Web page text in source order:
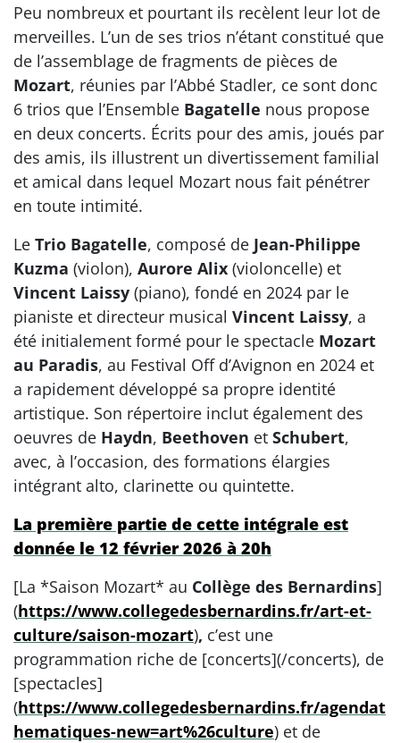
Peu nombreux et pourtant ils recèlent leur lot de
merveilles. L’un de ses trios n’étant constitué que
de l’assemblage de fragments de pièces de
Mozart, réunies par l’Abbé Stadler, ce sont donc
6 trios que l’Ensemble Bagatelle nous propose
en deux concerts. Écrits pour des amis, joués par
des amis, ils illustrent un divertissement familial
et amical dans lequel Mozart nous fait pénétrer
en toute intimité.
Le Trio Bagatelle, composé de Jean-Philippe
Kuzma (violon), Aurore Alix (violoncelle) et
Vincent Laissy (piano), fondé en 2024 par le
pianiste et directeur musical Vincent Laissy, a
été initialement formé pour le spectacle Mozart
au Paradis, au Festival Off d’Avignon en 2024 et
a rapidement développé sa propre identité
artistique. Son répertoire inclut également des
oeuvres de Haydn, Beethoven et Schubert,
avec, à l’occasion, des formations élargies
intégrant alto, clarinette ou quintette.
La première partie de cette intégrale est
donnée le 12 février 2026 à 20h
[La *Saison Mozart* au Collège des Bernardins]
(https://www.collegedesbernardins.fr/art-et-
culture/saison-mozart), c’est une
programmation riche de [concerts](/concerts), de
[spectacles]
(https://www.collegedesbernardins.fr/agendat
hematiques-new=art%26culture) et de